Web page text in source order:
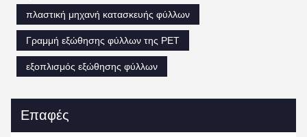
πλαστική μηχανή κατασκευής φύλλων
Γραμμή εξώθησης φύλλων της PET
εξοπλισμός εξώθησης φύλλων
Επαφές